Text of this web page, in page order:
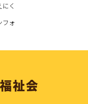
く
フォ